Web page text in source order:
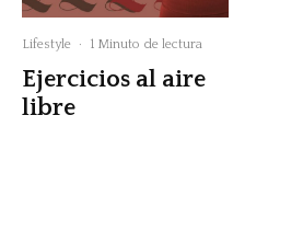
Lifestyle · 1 Minuto de lectura
Ejercicios al aire
libre